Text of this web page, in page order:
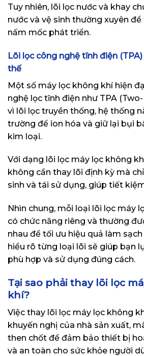
Tuy nhiên, lõi lọc nước và khay
nước và vệ sinh thường xuyên để
nấm mốc phát triển.
Lõi lọc công nghệ tĩnh điện
thế
Một số máy lọc không khí hiện
nghệ lọc tĩnh điện như TPA
vì lõi lọc truyền thống, hệ thống
trường để ion hóa và giữ lại bụi
kim loại.
Với dạng lõi lọc máy lọc không
không cần thay lõi định kỳ mà
sinh và tái sử dụng, giúp tiết
Nhìn chung, mỗi loại lõi lọc máy
có chức năng riêng và thường
nhau để tối ưu hiệu quả làm
hiểu rõ từng loại lõi sẽ giúp bạn
phù hợp và sử dụng đúng cách.
Tại sao phải thay lõi lọc
khí?
Việc thay lõi lọc máy lọc không
khuyến nghị của nhà sản xuất,
then chốt để đảm bảo thiết bị
và an toàn cho sức khỏe người